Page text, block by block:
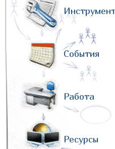
События
Работа
Ресурсы